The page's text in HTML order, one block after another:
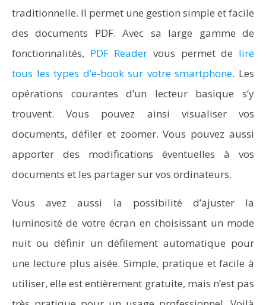
traditionnelle. Il permet une gestion simple et facile
des documents PDF. Avec sa large gamme de
fonctionnalités, PDF Reader vous permet de lire
tous les types d’e-book sur votre smartphone. Les
opérations courantes d’un lecteur basique s’y
trouvent. Vous pouvez ainsi visualiser vos
documents, défiler et zoomer. Vous pouvez aussi
apporter des modifications éventuelles à vos
documents et les partager sur vos ordinateurs.
Vous avez aussi la possibilité d’ajuster la
luminosité de votre écran en choisissant un mode
nuit ou définir un défilement automatique pour
une lecture plus aisée. Simple, pratique et facile à
utiliser, elle est entièrement gratuite, mais n’est pas